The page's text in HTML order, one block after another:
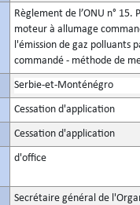
Règlement de l’ONU n°
moteur à allumage
l'émission de gaz polluants
commandé - méthode de
Serbie-et-Monténégro
Cessation d'application
Cessation d'application
d'office
Secrétaire général de